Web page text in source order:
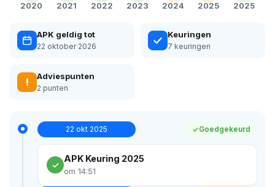
2020 2021 2022 2023 2024 2025 2025
APK geldig tot
22 oktober 2026
Keuringen
7 keuringen
! Adviespunten
2 punten
22 okt 2025 Goedgekeurd
APK Keuring 2025
om 14:51